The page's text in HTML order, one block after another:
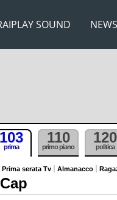
SOUND NEWS
103
prima
110
primo piano
120
politica
Prima serata Tv Almanacco